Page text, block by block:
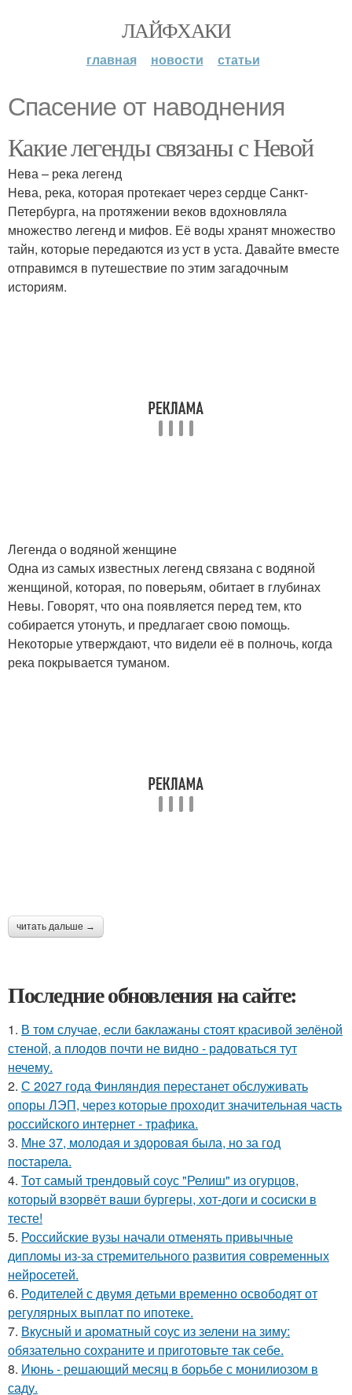
ЛАЙФХАКИ
главная новости статьи
Спасение от наводнения
Какие легенды связаны с Невой
Нева – река легенд
Нева, река, которая протекает через сердце Санкт-
Петербурга, на протяжении веков вдохновляла
множество легенд и мифов. Её воды хранят множество
тайн, которые передаются из уст в уста. Давайте вместе
отправимся в путешествие по этим загадочным
историям.
Легенда о водяной женщине
Одна из самых известных легенд связана с водяной
женщиной, которая, по поверьям, обитает в глубинах
Невы. Говорят, что она появляется перед тем, кто
собирается утонуть, и предлагает свою помощь.
Некоторые утверждают, что видели её в полночь, когда
река покрывается туманом.
читать дальше →
Последние обновления на сайте:
1. В том случае, если баклажаны стоят красивой зелёной
стеной, а плодов почти не видно - радоваться тут
нечему.
2. С 2027 года Финляндия перестанет обслуживать
опоры ЛЭП, через которые проходит значительная часть
российского интернет - трафика.
3. Мне 37, молодая и здоровая была, но за год
постарела.
4. Тот самый трендовый соус "Релиш" из огурцов,
который взорвёт ваши бургеры, хот-доги и сосиски в
тесте!
5. Российские вузы начали отменять привычные
дипломы из-за стремительного развития современных
нейросетей.
6. Родителей с двумя детьми временно освободят от
регулярных выплат по ипотеке.
7. Вкусный и ароматный соус из зелени на зиму:
обязательно сохраните и приготовьте так себе.
8. Июнь - решающий месяц в борьбе с монилиозом в
саду.